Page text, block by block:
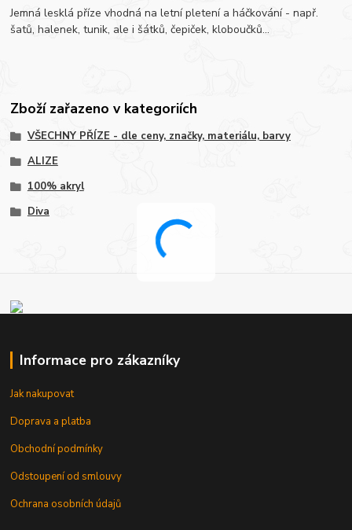
Jemná lesklá příze vhodná na letní pletení a háčkování - např.
šatů, halenek, tunik, ale i šátků, čepiček, kloboučků...
Zboží zařazeno v kategoriích
VŠECHNY PŘÍZE - dle ceny, značky, materiálu, barvy
ALIZE
100% akryl
Diva
Informace pro zákazníky
Jak nakupovat
Doprava a platba
Obchodní podmínky
Odstoupení od smlouvy
Ochrana osobních údajů